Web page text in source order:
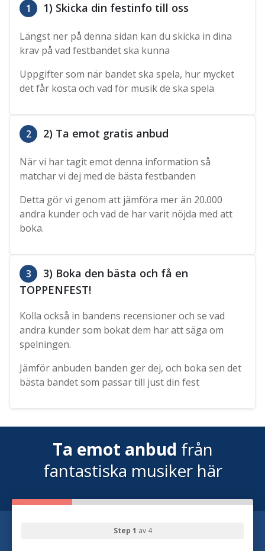
1 1) Skicka din festinfo till oss
Längst ner på denna sidan kan du skicka in dina
krav på vad festbandet ska kunna
Uppgifter som när bandet ska spela, hur mycket
det får kosta och vad för musik de ska spela
2 2) Ta emot gratis anbud
När vi har tagit emot denna information så
matchar vi dej med de bästa festbanden
Detta gör vi genom att jämföra mer än 20.000
andra kunder och vad de har varit nöjda med att
boka.
3
3) Boka den bästa och få en
TOPPENFEST!
Kolla också in bandens recensioner och se vad
andra kunder som bokat dem har att säga om
spelningen.
Jämför anbuden banden ger dej, och boka sen det
bästa bandet som passar till just din fest
Ta emot anbud från
fantastiska musiker här
Step 1 av 4